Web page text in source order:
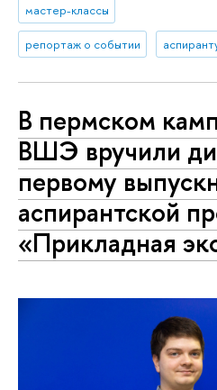
мастер-классы
репортаж о событии
В пермском
ВШЭ вручили
первому
аспирантской
«Прикладная